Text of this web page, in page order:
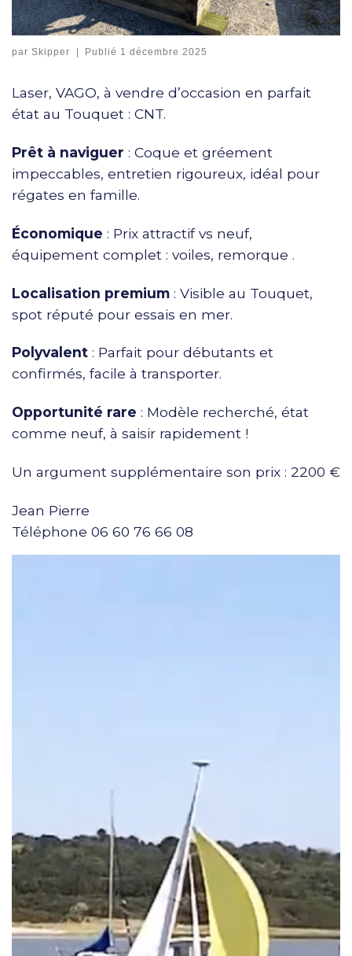
par Skipper Publié 1 décembre 2025
Laser, VAGO, à vendre d’occasion en parfait
état au Touquet : CNT.
Prêt à naviguer : Coque et gréement
impeccables, entretien rigoureux, idéal pour
régates en famille.
Économique : Prix attractif vs neuf,
équipement complet : voiles, remorque .
Localisation premium : Visible au Touquet,
spot réputé pour essais en mer.
Polyvalent : Parfait pour débutants et
confirmés, facile à transporter.
Opportunité rare : Modèle recherché, état
comme neuf, à saisir rapidement !
Un argument supplémentaire son prix : 2200 €
Jean Pierre
Téléphone 06 60 76 66 08